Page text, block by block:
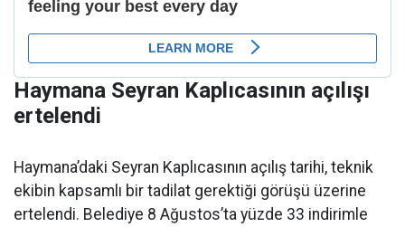
Haymana Seyran Kaplıcasının açılışı
ertelendi
Haymana’daki Seyran Kaplıcasının açılış tarihi, teknik
ekibin kapsamlı bir tadilat gerektiği görüşü üzerine
ertelendi. Belediye 8 Ağustos’ta yüzde 33 indirimle